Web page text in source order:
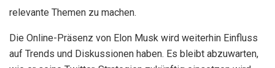
relevante Themen zu machen.
Die Online-Präsenz von Elon Musk wird weiterhin Einfluss
auf Trends und Diskussionen haben. Es bleibt abzuwarten,